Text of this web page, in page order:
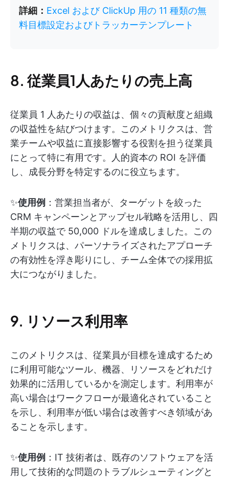
詳細： Excel および ClickUp 用の 11 種類の無
料目標設定およびトラッカーテンプレート
8. 従業員1人あたりの売上高
従業員 1 人あたりの収益は、個々の貢献度と組織
の収益性を結びつけます。このメトリクスは、営
業チームや収益に直接影響する役割を担う従業員
にとって特に有用です。人的資本の ROI を評価
し、成長分野を特定するのに役立ちます。
✨使用例 ：営業担当者が、ターゲットを絞った
CRM キャンペーンとアップセル戦略を活用し、四
半期の収益で 50,000 ドルを達成しました。この
メトリクスは、パーソナライズされたアプローチ
の有効性を浮き彫りにし、チーム全体での採用拡
大につながりました。
9. リソース利用率
このメトリクスは、従業員が目標を達成するため
に利用可能なツール、機器、リソースをどれだけ
効果的に活用しているかを測定します。利用率が
高い場合はワークフローが最適化されていること
を示し、利用率が低い場合は改善すべき領域があ
ることを示します。
✨使用例 ：IT 技術者は、既存のソフトウェアを活
用して技術的な問題のトラブルシューティングと